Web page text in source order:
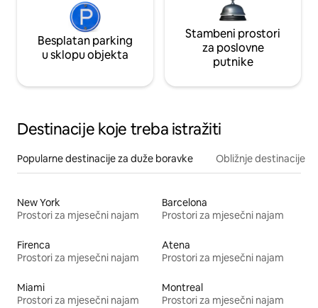
Besplatan parking
u sklopu objekta
Stambeni prostori
za poslovne
putnike
Destinacije koje treba istražiti
Popularne destinacije za duže boravke Obližnje destinacije
New York
Prostori za mjesečni najam
Barcelona
Prostori za mjesečni najam
Firenca
Prostori za mjesečni najam
Atena
Prostori za mjesečni najam
Miami
Prostori za mjesečni najam
Montreal
Prostori za mjesečni najam